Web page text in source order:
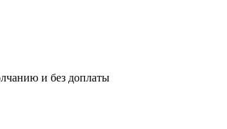
и без доплаты